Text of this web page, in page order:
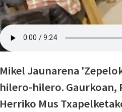
Mikel Jaunarena
hilero-hilero. Gaurkoan,
Herriko Mus